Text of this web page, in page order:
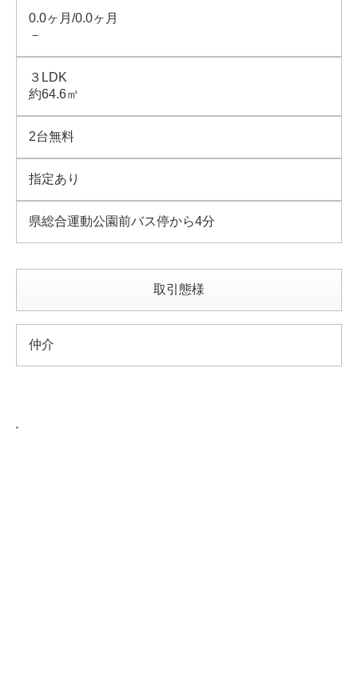
0.0ヶ月/0.0ヶ月
－
３LDK
約64.6㎡
2台無料
指定あり
県総合運動公園前バス停から4分
取引態様
仲介